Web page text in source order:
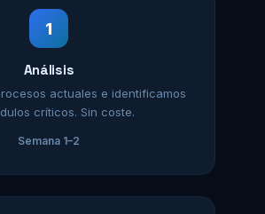
1
Análisis
actuales e identificamos
críticos. Sin coste.
Semana 1–2